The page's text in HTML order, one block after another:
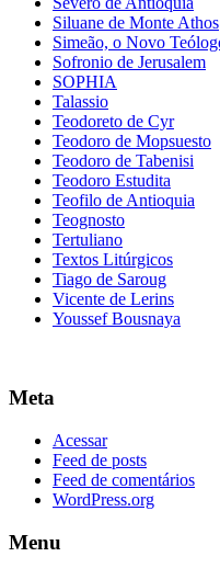
Siluane de Monte Athos
Simeão, o Novo
Sofronio de Jerusalem
SOPHIA
Talassio
Teodoreto de Cyr
Teodoro de Mopsuesto
Teodoro de Tabenisi
Teodoro Estudita
Teofilo de Antioquia
Teognosto
Tertuliano
Textos Litúrgicos
Tiago de Saroug
Vicente de Lerins
Youssef Bousnaya
Meta
Acessar
Feed de posts
Feed de comentários
WordPress.org
Menu